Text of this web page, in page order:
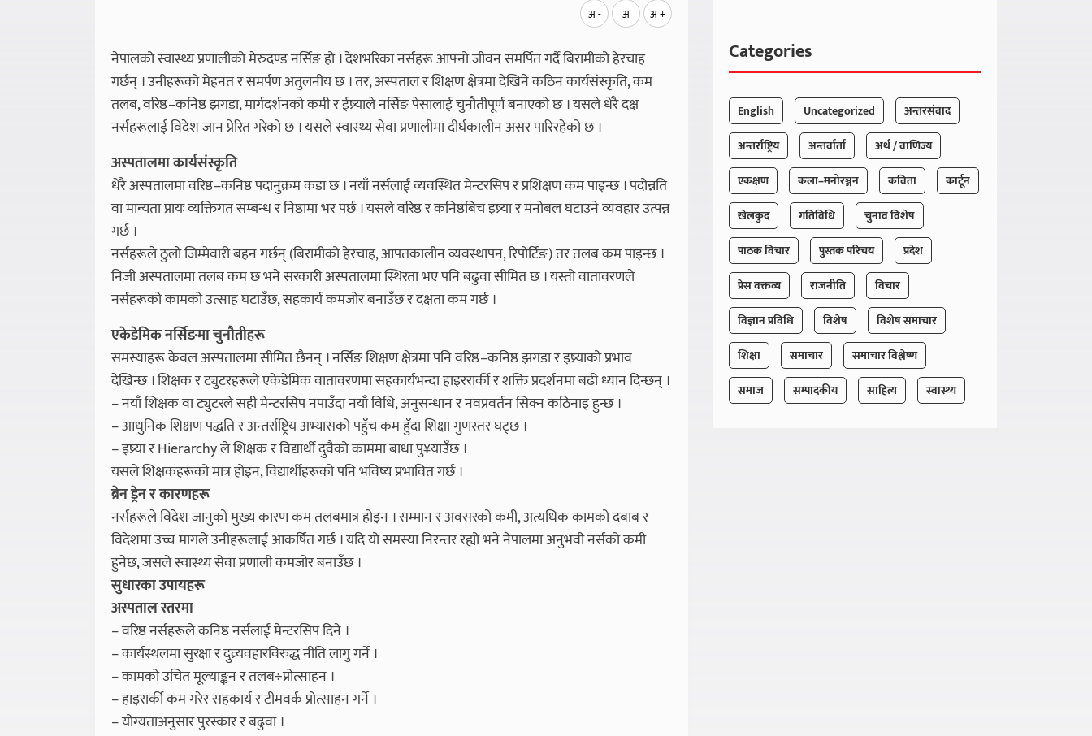
अ - अ अ +
नेपालको स्वास्थ्य प्रणालीको मेरुदण्ड नर्सिङ हो । देशभरिका नर्सहरू आफ्नो जीवन समर्पित गर्दै बिरामीको हेरचाह
गर्छन् । उनीहरूको मेहनत र समर्पण अतुलनीय छ । तर, अस्पताल र शिक्षण क्षेत्रमा देखिने कठिन कार्यसंस्कृति, कम
तलब, वरिष्ठ–कनिष्ठ झगडा, मार्गदर्शनको कमी र ईष्र्याले नर्सिङ पेसालाई चुनौतीपूर्ण बनाएको छ । यसले धेरै दक्ष
नर्सहरूलाई विदेश जान प्रेरित गरेको छ । यसले स्वास्थ्य सेवा प्रणालीमा दीर्घकालीन असर पारिरहेको छ ।
अस्पतालमा कार्यसंस्कृति
धेरै अस्पतालमा वरिष्ठ–कनिष्ठ पदानुक्रम कडा छ । नयाँ नर्सलाई व्यवस्थित मेन्टरसिप र प्रशिक्षण कम पाइन्छ । पदोन्नति
वा मान्यता प्रायः व्यक्तिगत सम्बन्ध र निष्ठामा भर पर्छ । यसले वरिष्ठ र कनिष्ठबिच इष्र्या र मनोबल घटाउने व्यवहार उत्पन्न
गर्छ ।
नर्सहरूले ठुलो जिम्मेवारी बहन गर्छन् (बिरामीको हेरचाह, आपतकालीन व्यवस्थापन, रिपोर्टिङ) तर तलब कम पाइन्छ ।
निजी अस्पतालमा तलब कम छ भने सरकारी अस्पतालमा स्थिरता भए पनि बढुवा सीमित छ । यस्तो वातावरणले
नर्सहरूको कामको उत्साह घटाउँछ, सहकार्य कमजोर बनाउँछ र दक्षता कम गर्छ ।
एकेडेमिक नर्सिङमा चुनौतीहरू
समस्याहरू केवल अस्पतालमा सीमित छैनन् । नर्सिङ शिक्षण क्षेत्रमा पनि वरिष्ठ–कनिष्ठ झगडा र इष्र्याको प्रभाव
देखिन्छ । शिक्षक र ट्युटरहरूले एकेडेमिक वातावरणमा सहकार्यभन्दा हाइररार्की र शक्ति प्रदर्शनमा बढी ध्यान दिन्छन् ।
– नयाँ शिक्षक वा ट्युटरले सही मेन्टरसिप नपाउँदा नयाँ विधि, अनुसन्धान र नवप्रवर्तन सिक्न कठिनाइ हुन्छ ।
– आधुनिक शिक्षण पद्धति र अन्तर्राष्ट्रिय अभ्यासको पहुँच कम हुँदा शिक्षा गुणस्तर घट्छ ।
– इष्र्या र Hierarchy ले शिक्षक र विद्यार्थी दुवैको काममा बाधा पु¥याउँछ ।
यसले शिक्षकहरूको मात्र होइन, विद्यार्थीहरूको पनि भविष्य प्रभावित गर्छ ।
ब्रेन ड्रेन र कारणहरू
नर्सहरूले विदेश जानुको मुख्य कारण कम तलबमात्र होइन । सम्मान र अवसरको कमी, अत्यधिक कामको दबाब र
विदेशमा उच्च मागले उनीहरूलाई आकर्षित गर्छ । यदि यो समस्या निरन्तर रह्यो भने नेपालमा अनुभवी नर्सको कमी
हुनेछ, जसले स्वास्थ्य सेवा प्रणाली कमजोर बनाउँछ ।
सुधारका उपायहरू
अस्पताल स्तरमा
– वरिष्ठ नर्सहरूले कनिष्ठ नर्सलाई मेन्टरसिप दिने ।
– कार्यस्थलमा सुरक्षा र दुव्र्यवहारविरुद्ध नीति लागु गर्ने ।
– कामको उचित मूल्याङ्कन र तलब÷प्रोत्साहन ।
– हाइरार्की कम गरेर सहकार्य र टीमवर्क प्रोत्साहन गर्ने ।
– योग्यताअनुसार पुरस्कार र बढुवा ।
Categories
English Uncategorized
अन्तरसंवाद
अन्तर्राष्ट्रिय
अन्तर्वार्ता
अर्थ / वाणिज्य
एकक्षण
कला–मनोरञ्जन कविता
कार्टून
खेलकुद
गतिविधि
चुनाव विशेष
पाठक विचार
पुस्तक परिचय
प्रदेश
प्रेस वक्तव्य
राजनीति
विचार
विज्ञान प्रविधि
विशेष
विशेष समाचार
शिक्षा
समाचार
समाचार विश्लेष्ण
समाज
सम्पादकीय साहित्य स्वास्थ्य